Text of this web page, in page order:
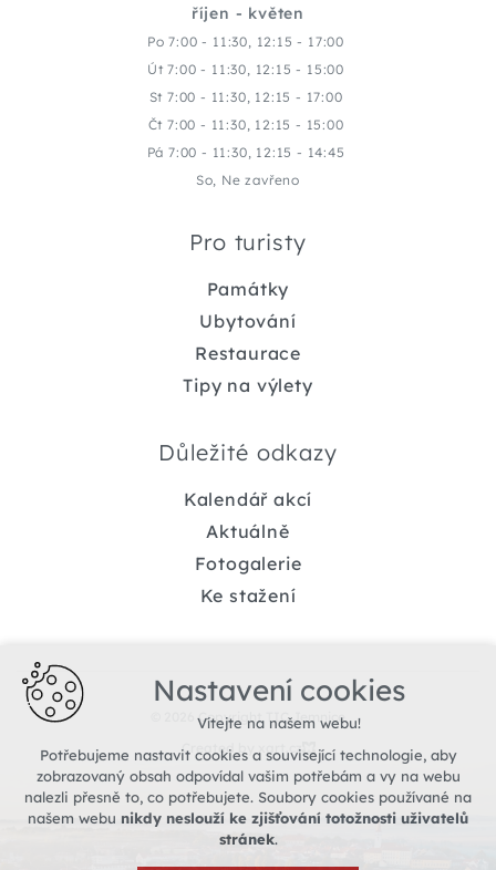
říjen - květen
Po 7:00 - 11:30, 12:15 - 17:00
Út 7:00 - 11:30, 12:15 - 15:00
St 7:00 - 11:30, 12:15 - 17:00
Čt 7:00 - 11:30, 12:15 - 15:00
Pá 7:00 - 11:30, 12:15 - 14:45
So, Ne zavřeno
Pro turisty
Památky
Ubytování
Restaurace
Tipy na výlety
Důležité odkazy
Kalendář akcí
Aktuálně
Fotogalerie
Ke stažení
© 2026 Copyright TIC Jemnice
Created by xart.cz
Nastavení cookies
Vítejte na našem webu!
Potřebujeme nastavit cookies a související technologie, aby
zobrazovaný obsah odpovídal vašim potřebám a vy na webu
nalezli přesně to, co potřebujete. Soubory cookies používané na
našem webu nikdy neslouží ke zjišťování totožnosti uživatelů
stránek.